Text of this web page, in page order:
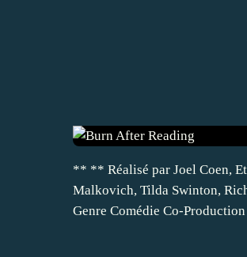
** ** Réalisé par Joel Coen,
Malkovich, Tilda Swinton,
Genre Comédie Co-